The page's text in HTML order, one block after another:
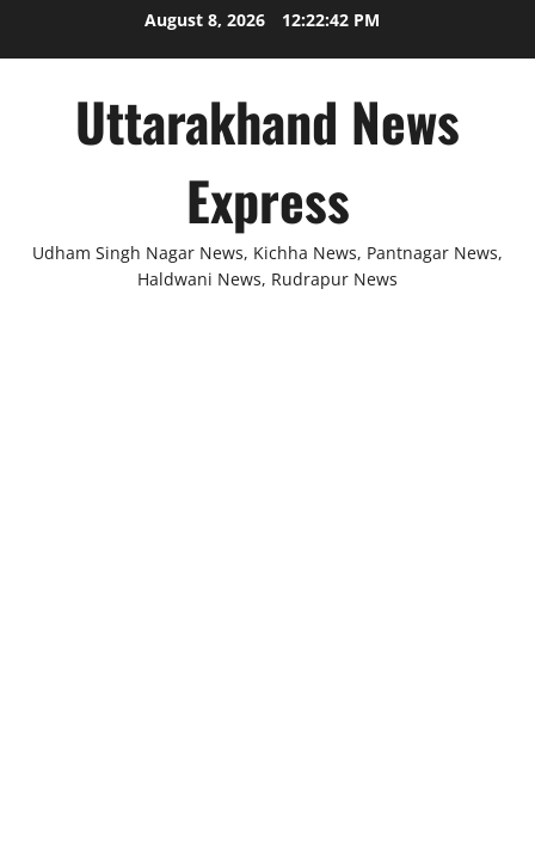
August 8, 2026 12:22:43 PM
Uttarakhand News
Express
Udham Singh Nagar News, Kichha News, Pantnagar News,
Haldwani News, Rudrapur News